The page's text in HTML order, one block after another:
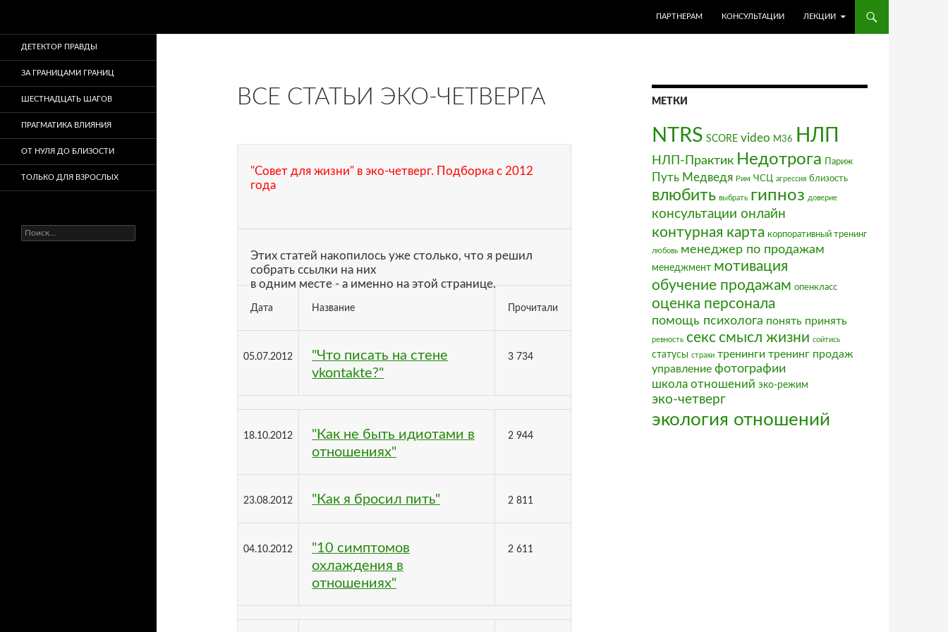
ПАРТНЕРАМ
КОНСУЛЬТАЦИИ ЛЕКЦИИ
ВСЕ СТАТЬИ ЭКО-ЧЕТВЕРГА
"Cовет для жизни" в эко-четверг. Подборка с 2012
года
Этих статей накопилось уже столько, что я решил
собрать ссылки на них
в одним месте - а именно на этой странице.
Дата Название Прочитали
05.07.2012
"Что писать на стене
vkontakte?"
3 734
18.10.2012
"Как не быть идиотами в
отношениях"
2 944
23.08.2012 "Как я бросил пить" 2 811
04.10.2012
"10 симптомов
охлаждения в
отношениях"
2 611
МЕТКИ
NTRS SCORE video М36 НЛП
НЛП-Практик Недотрога Париж
Путь Медведя Рим ЧСЦ агрессия близость
влюбить выбрать гипноз доверие
консультации онлайн
контурная карта корпоративный тренинг
любовь менеджер по продажам
менеджмент мотивация
обучение продажам опенкласс
оценка персонала
помощь психолога понять принять
ревность секссмысл жизни сойтись
статусы страхи тренинги тренинг продаж
управление фотографии
школа отношений эко-режим
эко-четверг
экология отношений
ДЕТЕКТОР ПРАВДЫ
ЗА ГРАНИЦАМИ ГРАНИЦ
ШЕСТНАДЦАТЬ ШАГОВ
ПРАГМАТИКА ВЛИЯНИЯ
ОТ НУЛЯ ДО БЛИЗОСТИ
ТОЛЬКО ДЛЯ ВЗРОСЛЫХ
Найти: